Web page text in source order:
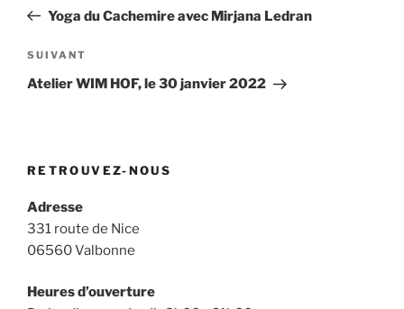
l’article
précédent
Yoga du Cachemire avec Mirjana Ledran
Article
suivant
SUIVANT
Atelier WIM HOF, le 30 janvier 2022
RETROUVEZ-NOUS
Adresse
331 route de Nice
06560 Valbonne
Heures d’ouverture